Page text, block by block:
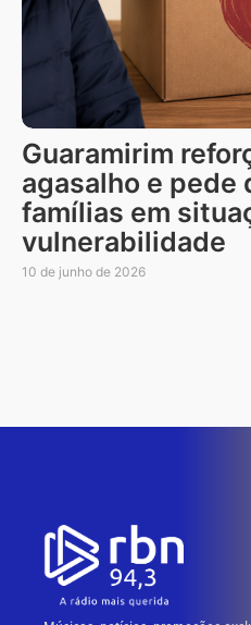
Guaramirim
agasalho e pede
famílias em
vulnerabilidade
10 de junho de 2026